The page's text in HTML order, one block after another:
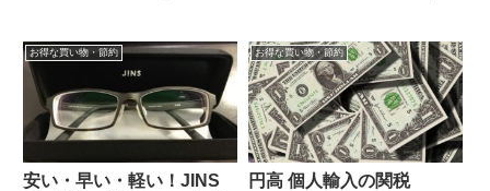
お得な買い物・節約
安い・早い・軽い！JINS
お得な買い物・節約
円高 個人輸入の関税